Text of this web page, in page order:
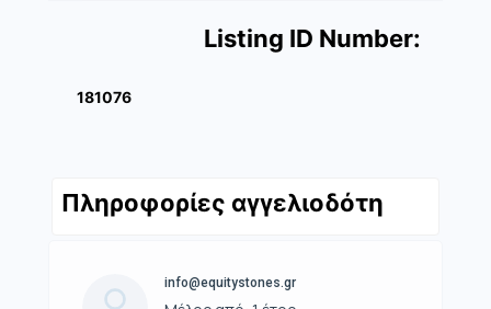
Listing ID Number:
181076
Πληροφορίες αγγελιοδότη
info@equitystones.gr